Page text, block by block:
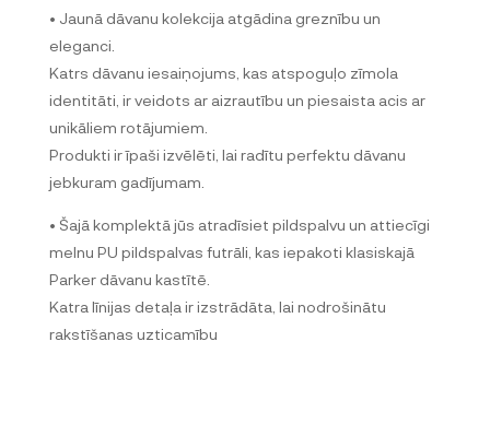
• Jaunā dāvanu kolekcija atgādina greznību un
eleganci.
Katrs dāvanu iesaiņojums, kas atspoguļo zīmola
identitāti, ir veidots ar aizrautību un piesaista acis ar
unikāliem rotājumiem.
Produkti ir īpaši izvēlēti, lai radītu perfektu dāvanu
jebkuram gadījumam.
• Šajā komplektā jūs atradīsiet pildspalvu un attiecīgi
melnu PU pildspalvas futrāli, kas iepakoti klasiskajā
Parker dāvanu kastītē.
Katra līnijas detaļa ir izstrādāta, lai nodrošinātu
rakstīšanas uzticamību